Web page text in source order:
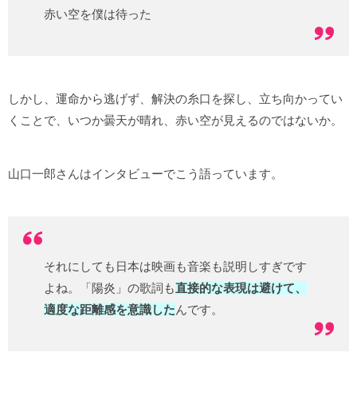
赤い空を僕は待った
しかし、運命から逃げず、解決の糸口を探し、立ち向かってい
くことで、いつか曇天が晴れ、赤い空が見えるのではないか。
山口一郎さんはインタビューでこう語っています。
それにしても日本は映画も音楽も説明しすぎです
よね。「陽炎」の歌詞も直接的な表現は避けて、
適度な距離感を意識したんです。